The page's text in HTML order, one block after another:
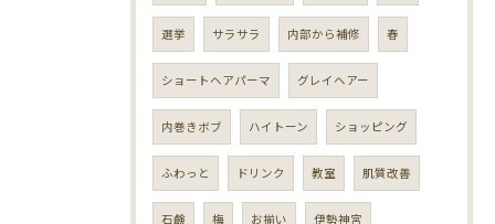
選挙 サラサラ 内部から補修 春
ショートヘアパーマ グレイヘアー
内巻きボブ ハイトーン ショッピング
ふわっと ドリンク 教室 肌質改善
石鹸 梅 お揃い 伊勢神宮